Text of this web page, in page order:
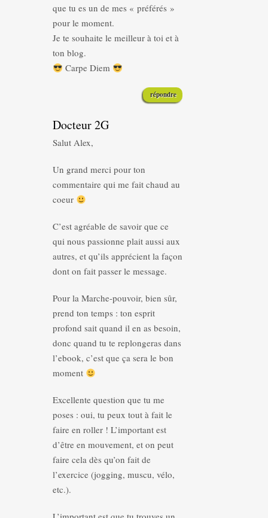
que tu es un de mes « préférés »
pour le moment.
Je te souhaite le meilleur à toi et à
ton blog.
Carpe Diem
répondre
Docteur 2G
Salut Alex,
Un grand merci pour ton
commentaire qui me fait chaud au
coeur
C’est agréable de savoir que ce
qui nous passionne plait aussi aux
autres, et qu’ils apprécient la façon
dont on fait passer le message.
Pour la Marche-pouvoir, bien sûr,
prend ton temps : ton esprit
profond sait quand il en as besoin,
donc quand tu te replongeras dans
l’ebook, c’est que ça sera le bon
moment
Excellente question que tu me
poses : oui, tu peux tout à fait le
faire en roller ! L’important est
d’être en mouvement, et on peut
faire cela dès qu’on fait de
l’exercice (jogging, muscu, vélo,
etc.).